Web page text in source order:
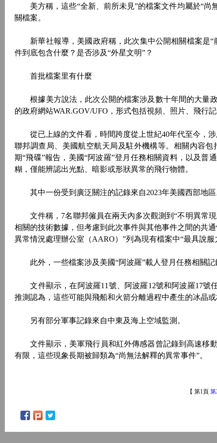
美方稱，這些“全新、前所未見”的檔案文件均屬於“尚
關檔案。
新華社報導，美國政府稱，此次集中公開相關檔案是“
件到底包含什麼？是否涉及“外星文明”？
首批檔案里有什麼
根據美方說法，此次公開的檔案涉及數十年間的大量
的政府網站WAR.GOV/UFO，形式包括視頻、照片、飛行
從已上線的文件看，時間跨度從上世紀40年代至今，涉
聯邦調查局、美國航空航天局及駐外機構等。相關內容
期“飛碟”報告，美國“阿波羅”登月任務相關資料，以及
糊，僅能辨認出光點、暗影或形狀異常的飛行物體。
其中一份受到廣泛關注的記錄來自2023年美國西部地
文件稱，7名聯邦僱員在兩天內多次觀測到“不明異常現
相關的技術數據，但考慮到此次事件與其他事件之間的共
異常情況處理辦公室（AARO）”列為現有檔案中“最具說服
此外，一些檔案涉及美國“阿波羅”載人登月任務相關記
文件顯示，在阿波羅11號、阿波羅12號和阿波羅17號
推測認為，這些可能與飛船和火箭分離過程中產生的冰晶
另有部分軍事記錄來自中東及海上空域監測。
文件顯示，美軍飛行員和紅外傳感器曾記錄到高速移
有限，這些現象長期被歸類為“尚無法解釋的異常事件”。
【 第1頁 第